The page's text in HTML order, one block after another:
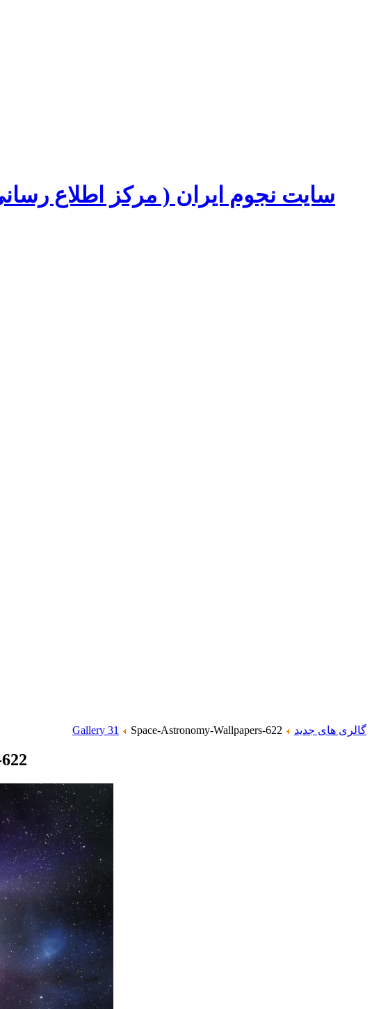
سایت نجوم ایران ( مرکز اطلاع
گالری های جدید Gallery 31 Space-Astronomy-Wallpapers-622